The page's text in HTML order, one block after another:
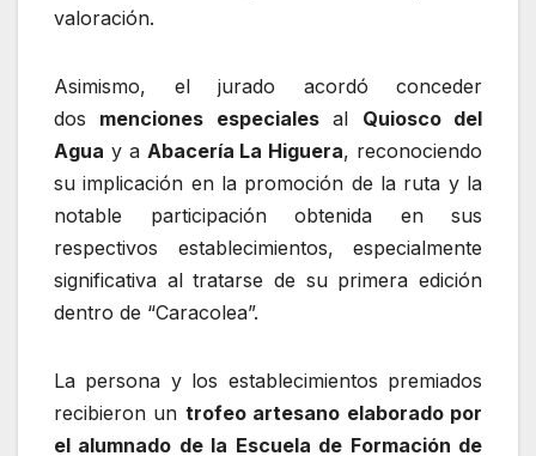
valoración.
Asimismo, el jurado acordó conceder
dos menciones especialesal Quiosco del
Agua y a Abacería La Higuera, reconociendo
su implicación en la promoción de la ruta y la
notable participación obtenida en sus
respectivos establecimientos, especialmente
significativa al tratarse de su primera edición
dentro de “Caracolea”.
La persona y los establecimientos premiados
recibieron un trofeo artesano elaborado por
el alumnado de la Escuela de Formación de